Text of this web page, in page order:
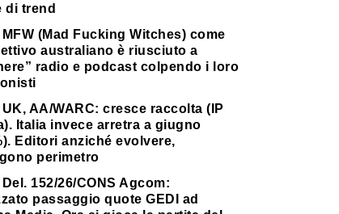
di trend
MFW (Mad Fucking Witches) come
australiano è riusciuto a
radio e podcast colpendo i loro
UK, AA/WARC: cresce raccolta (IP
Italia invece arretra a giugno
Editori anziché evolvere,
perimetro
Del. 152/26/CONS Agcom:
passaggio quote GEDI ad